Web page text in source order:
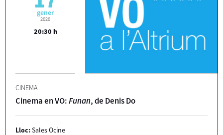
gener
2020
20:30 h
CINEMA
Cinema en VO:Funan, de Denis Do
Lloc:Sales Ocine